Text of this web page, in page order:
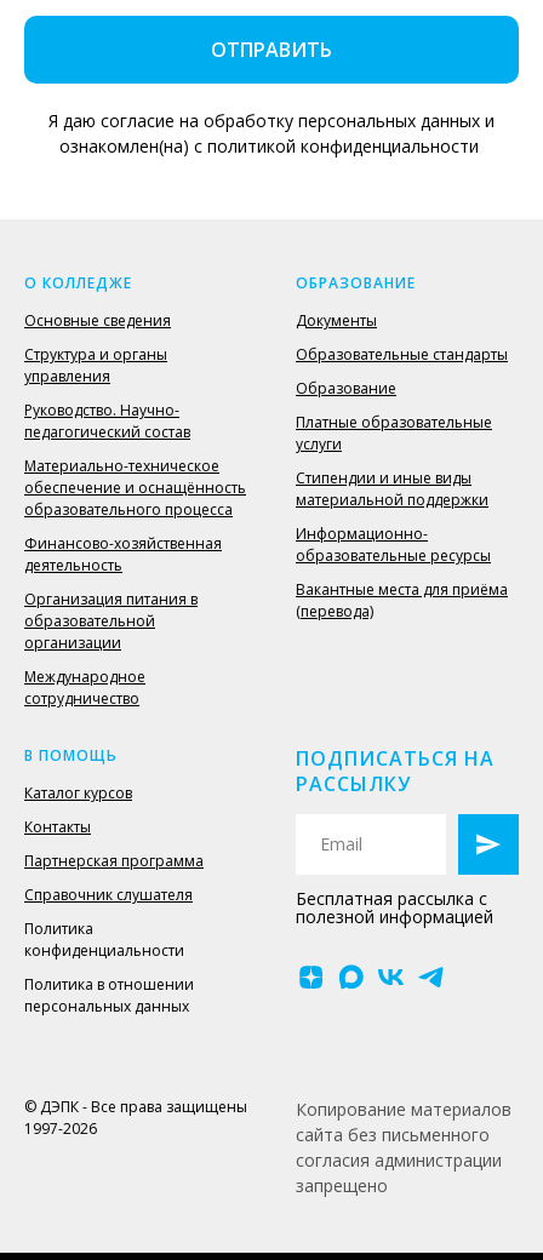
ОТПРАВИТЬ
Я даю согласие на обработку персональных данных и
ознакомлен(на) с политикой конфиденциальности
О КОЛЛЕДЖЕ
Основные сведения
Структура и органы
управления
Руководство. Научно-
педагогический состав
Материально-техническое
обеспечение и оснащённость
образовательного процесса
Финансово-хозяйственная
деятельность
Организация питания в
образовательной
организации
Международное
сотрудничество
ОБРАЗОВАНИЕ
Документы
Образовательные стандарты
Образование
Платные образовательные
услуги
Стипендии и иные виды
материальной поддержки
Информационно-
образовательные ресурсы
Вакантные места для приёма
(перевода)
В ПОМОЩЬ
Каталог курсов
Контакты
Партнерская программа
Справочник слушателя
Политика
конфиденциальности
Политика в отношении
персональных данных
ПОДПИСАТЬСЯ НА
РАССЫЛКУ
Бесплатная рассылка с
полезной информацией
© ДЭПК - Все права защищены
1997-2026
Копирование материалов
сайта без письменного
согласия администрации
запрещено